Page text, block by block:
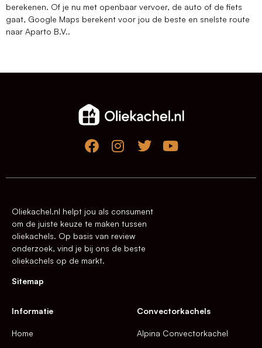
berekenen. Of je nu met openbaar vervoer, de auto of de fiets
gaat, Google Maps berekent voor jou de beste en snelste route
naar Aparto B.V..
Oliekachel.nl helpt jou als consument
om de juiste keuze te maken tussen
oliekachels. Op basis van review
onderzoek, vind je bij ons de beste
oliekachels op de markt.
Sitemap
Informatie
Home
Convectorkachels
Alpina Convectorkachel